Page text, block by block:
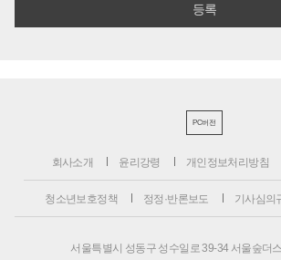
PC버전
회사소개 윤리강령 개인정보처리방침
청소년보호정책 정정·반론보도 기사심의
서울특별시 성동구 성수일로 39-34 서울숲더